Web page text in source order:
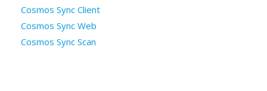
Connexion
Cosmos Sync Client
Cosmos Sync Web
Cosmos Sync Scan